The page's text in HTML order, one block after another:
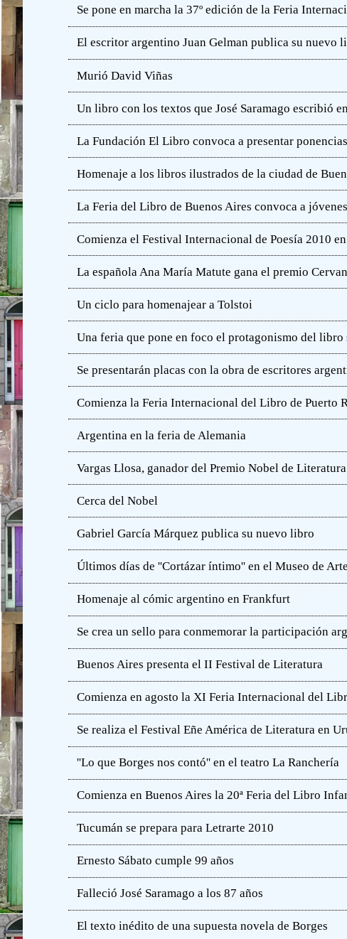
Se pone en marcha la 37º edición de la Feria
El escritor argentino Juan Gelman publica su nuevo
Murió David Viñas
Un libro con los textos que José Saramago escribió
La Fundación El Libro convoca a presentar
Homenaje a los libros ilustrados de la ciudad de
La Feria del Libro de Buenos Aires convoca a
Comienza el Festival Internacional de Poesía 2010
La española Ana María Matute gana el premio
Un ciclo para homenajear a Tolstoi
Una feria que pone en foco el protagonismo del
Se presentarán placas con la obra de escritores
Comienza la Feria Internacional del Libro de Puerto
Argentina en la feria de Alemania
Vargas Llosa, ganador del Premio Nobel de Literatura
Cerca del Nobel
Gabriel García Márquez publica su nuevo libro
Últimos días de ''Cortázar íntimo'' en el Museo de
Homenaje al cómic argentino en Frankfurt
Se crea un sello para conmemorar la participación
Buenos Aires presenta el II Festival de Literatura
Comienza en agosto la XI Feria Internacional del
Se realiza el Festival Eñe América de Literatura en
''Lo que Borges nos contó'' en el teatro La Ranchería
Comienza en Buenos Aires la 20ª Feria del Libro
Tucumán se prepara para Letrarte 2010
Ernesto Sábato cumple 99 años
Falleció José Saramago a los 87 años
El texto inédito de una supuesta novela de Borges